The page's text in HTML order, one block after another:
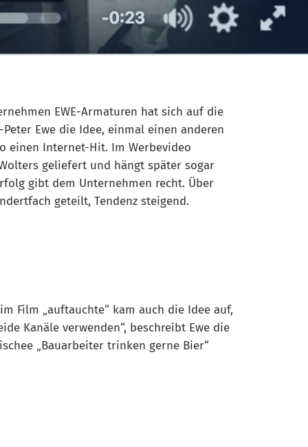
EWE-Armaturen hat sich auf die
Ewe die Idee, einmal einen anderen
einen Internet-Hit. Im Werbevideo
geliefert und hängt später sogar
gibt dem Unternehmen recht. Über
geteilt, Tendenz steigend.
Film „auftauchte“ kam auch die Idee auf,
Kanäle verwenden“, beschreibt Ewe die
„Bauarbeiter trinken gerne Bier“